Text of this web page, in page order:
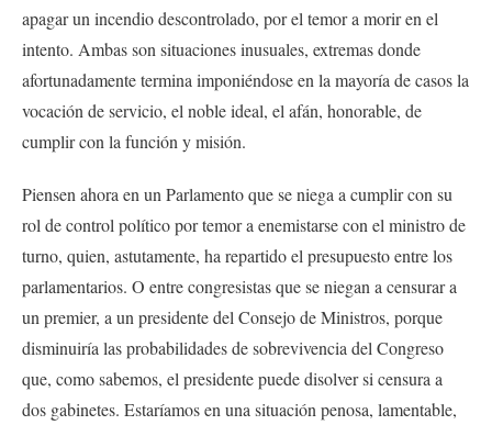
apagar un incendio descontrolado, por el temor a morir en el
intento. Ambas son situaciones inusuales, extremas donde
afortunadamente termina imponiéndose en la mayoría de casos la
vocación de servicio, el noble ideal, el afán, honorable, de
cumplir con la función y misión.
Piensen ahora en un Parlamento que se niega a cumplir con su
rol de control político por temor a enemistarse con el ministro de
turno, quien, astutamente, ha repartido el presupuesto entre los
parlamentarios. O entre congresistas que se niegan a censurar a
un premier, a un presidente del Consejo de Ministros, porque
disminuiría las probabilidades de sobrevivencia del Congreso
que, como sabemos, el presidente puede disolver si censura a
dos gabinetes. Estaríamos en una situación penosa, lamentable,